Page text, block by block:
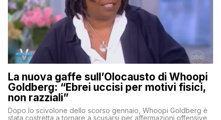
La nuova gaffe sull’Olocausto di Whoopi
Goldberg: “Ebrei uccisi per motivi fisici,
non razziali”
Dopo lo scivolone dello scorso gennaio, Whoopi Goldberg è
stata costretta a tornare a scusarsi per affermazioni offensive